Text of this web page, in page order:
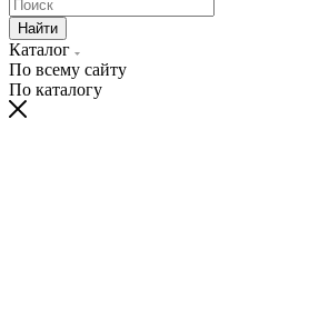
Найти
Каталог
По всему сайту
По каталогу